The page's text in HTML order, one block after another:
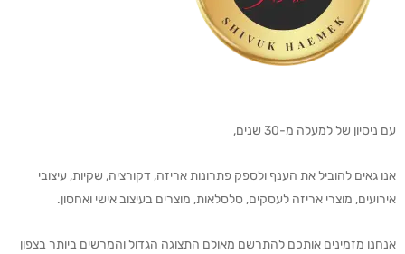
עם ניסיון של למעלה מ-30 שנים,
אנו גאים להוביל את הענף ולספק פתרונות אריזה, דקורציה, שקיות, עיצובי
אירועים, מוצרי אריזה לעסקים, סלסלאות, מוצרים בעיצוב אישי ואחסון.
אנחנו מזמינים אותכם להתרשם מאולם התצוגה הגדול והמרשים ביותר בצפון